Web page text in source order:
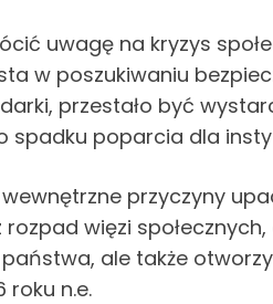
uwagę na kryzys
w poszukiwaniu
przestało być
spadku poparcia dla
przyczyny
więzi
ale także
roku n.e.